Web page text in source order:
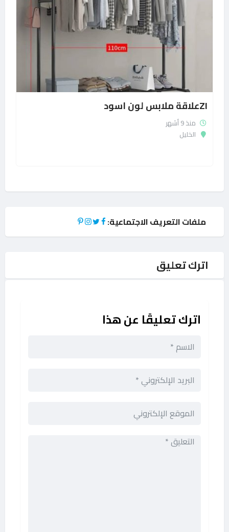
ZIعلاقة ملابس لون اسود
منذ 9 أشهر
الخليل
ملفات التعريف الاجتماعية:
اترك تعليق
اترك تعليقًا عن هذا